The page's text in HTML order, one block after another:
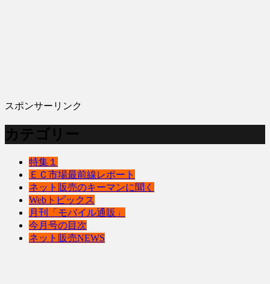
スポンサーリンク
カテゴリー
特集１
ＥＣ市場最前線レポート
ネット販売のキーマンに聞く
Webトピックス
月刊「モバイル通販」
今月号の目次
ネット販売NEWS